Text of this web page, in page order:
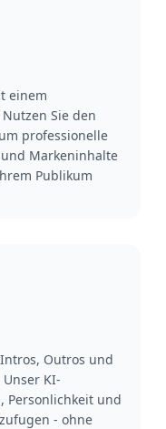
einem
Sie den
professionelle
Markeninhalte
Publikum
Outros und
KI-
Personlichkeit und
- ohne